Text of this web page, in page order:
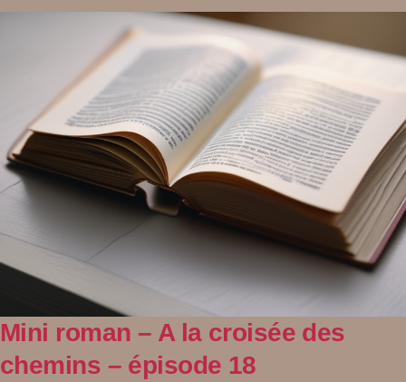
Mini roman – A la croisée des
chemins – épisode 18